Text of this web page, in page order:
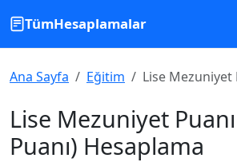
TümHesaplamalar
Ana Sayfa Eğitim Lise Mezuniyet
Lise Mezuniyet
Puanı) Hesaplama